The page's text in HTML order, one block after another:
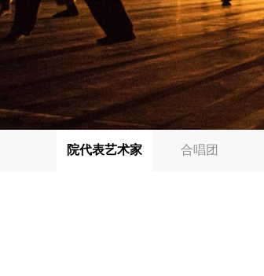
院代表艺术家 合唱团